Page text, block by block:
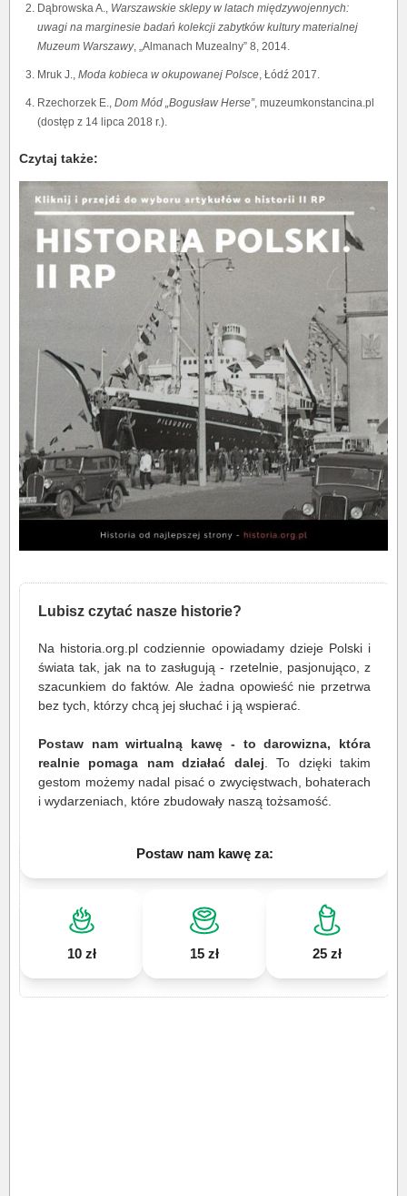
Dąbrowska A., Warszawskie sklepy w latach międzywojennych:
uwagi na marginesie badań kolekcji zabytków kultury materialnej
Muzeum Warszawy, „Almanach Muzealny” 8, 2014.
Mruk J., Moda kobieca w okupowanej Polsce , Łódź 2017.
Rzechorzek E., Dom Mód „Bogusław Herse”, muzeumkonstancina.pl
(dostęp z 14 lipca 2018 r.).
Czytaj także:
Lubisz czytać nasze historie?
Na historia.org.pl codziennie opowiadamy dzieje Polski i
świata tak, jak na to zasługują - rzetelnie, pasjonująco, z
szacunkiem do faktów. Ale żadna opowieść nie przetrwa
bez tych, którzy chcą jej słuchać i ją wspierać.
Postaw nam wirtualną kawę - to darowizna, która
realnie pomaga nam działać dalej . To dzięki takim
gestom możemy nadal pisać o zwycięstwach, bohaterach
i wydarzeniach, które zbudowały naszą tożsamość.
Postaw nam kawę za:
10 zł 15 zł 25 zł